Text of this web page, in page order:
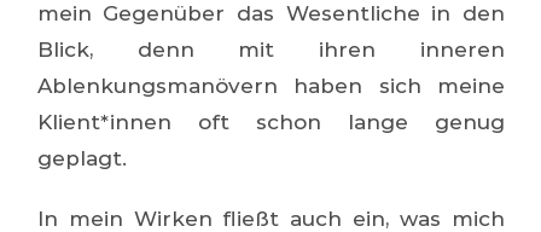
mein Gegenüber das Wesentliche in den
Blick, denn mit ihren inneren
Ablenkungsmanövern haben sich meine
Klient*innen oft schon lange genug
geplagt.
In mein Wirken fließt auch ein, was mich